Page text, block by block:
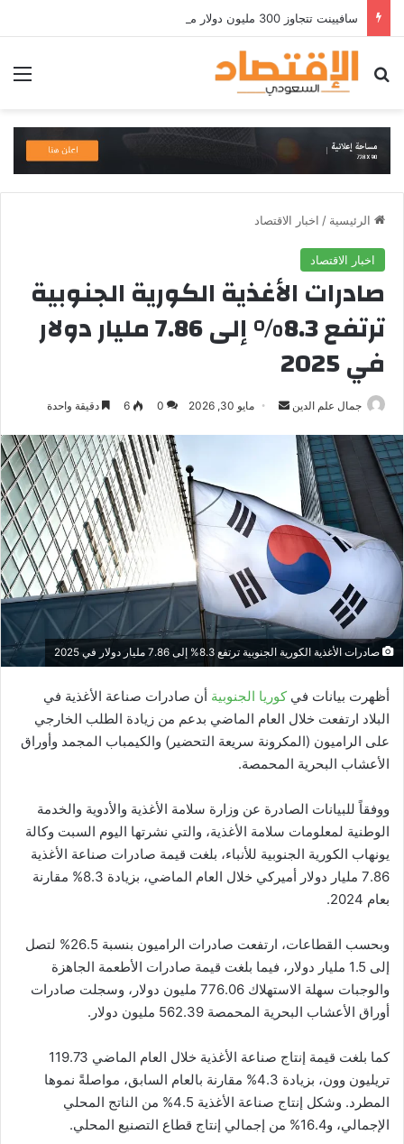
بحث عن
الرئيسية / اخبار الاقتصاد
اخبار الاقتصاد
صادرات الأغذية الكورية الجنوبية
ترتفع 8.3% إلى 7.86 مليار دولار
في 2025
جمال علم الدين
أرسل مايو 30, 2026 0
6 دقيقة واحدة
صادرات الأغذية الكورية الجنوبية ترتفع 8.3% إلى 7.86 مليار دولار في 2025
أظهرت بيانات في كوريا الجنوبية أن صادرات صناعة الأغذية في
البلاد ارتفعت خلال العام الماضي بدعم من زيادة الطلب الخارجي
على الراميون (المكرونة سريعة التحضير) والكيمباب المجمد وأوراق
الأعشاب البحرية المحمصة.
ووفقاً للبيانات الصادرة عن وزارة سلامة الأغذية والأدوية والخدمة
الوطنية لمعلومات سلامة الأغذية، والتي نشرتها اليوم السبت وكالة
يونهاب الكورية الجنوبية للأنباء، بلغت قيمة صادرات صناعة الأغذية
7.86 مليار دولار أميركي خلال العام الماضي، بزيادة 8.3% مقارنة
بعام 2024.
وبحسب القطاعات، ارتفعت صادرات الراميون بنسبة 26.5% لتصل
إلى 1.5 مليار دولار، فيما بلغت قيمة صادرات الأطعمة الجاهزة
والوجبات سهلة الاستهلاك 776.06 مليون دولار، وسجلت صادرات
أوراق الأعشاب البحرية المحمصة 562.39 مليون دولار.
كما بلغت قيمة إنتاج صناعة الأغذية خلال العام الماضي 119.73
تريليون وون، بزيادة 4.3% مقارنة بالعام السابق، مواصلةً نموها
المطرد. وشكل إنتاج صناعة الأغذية 4.5% من الناتج المحلي
الإجمالي، و16.4% من إجمالي إنتاج قطاع التصنيع المحلي.